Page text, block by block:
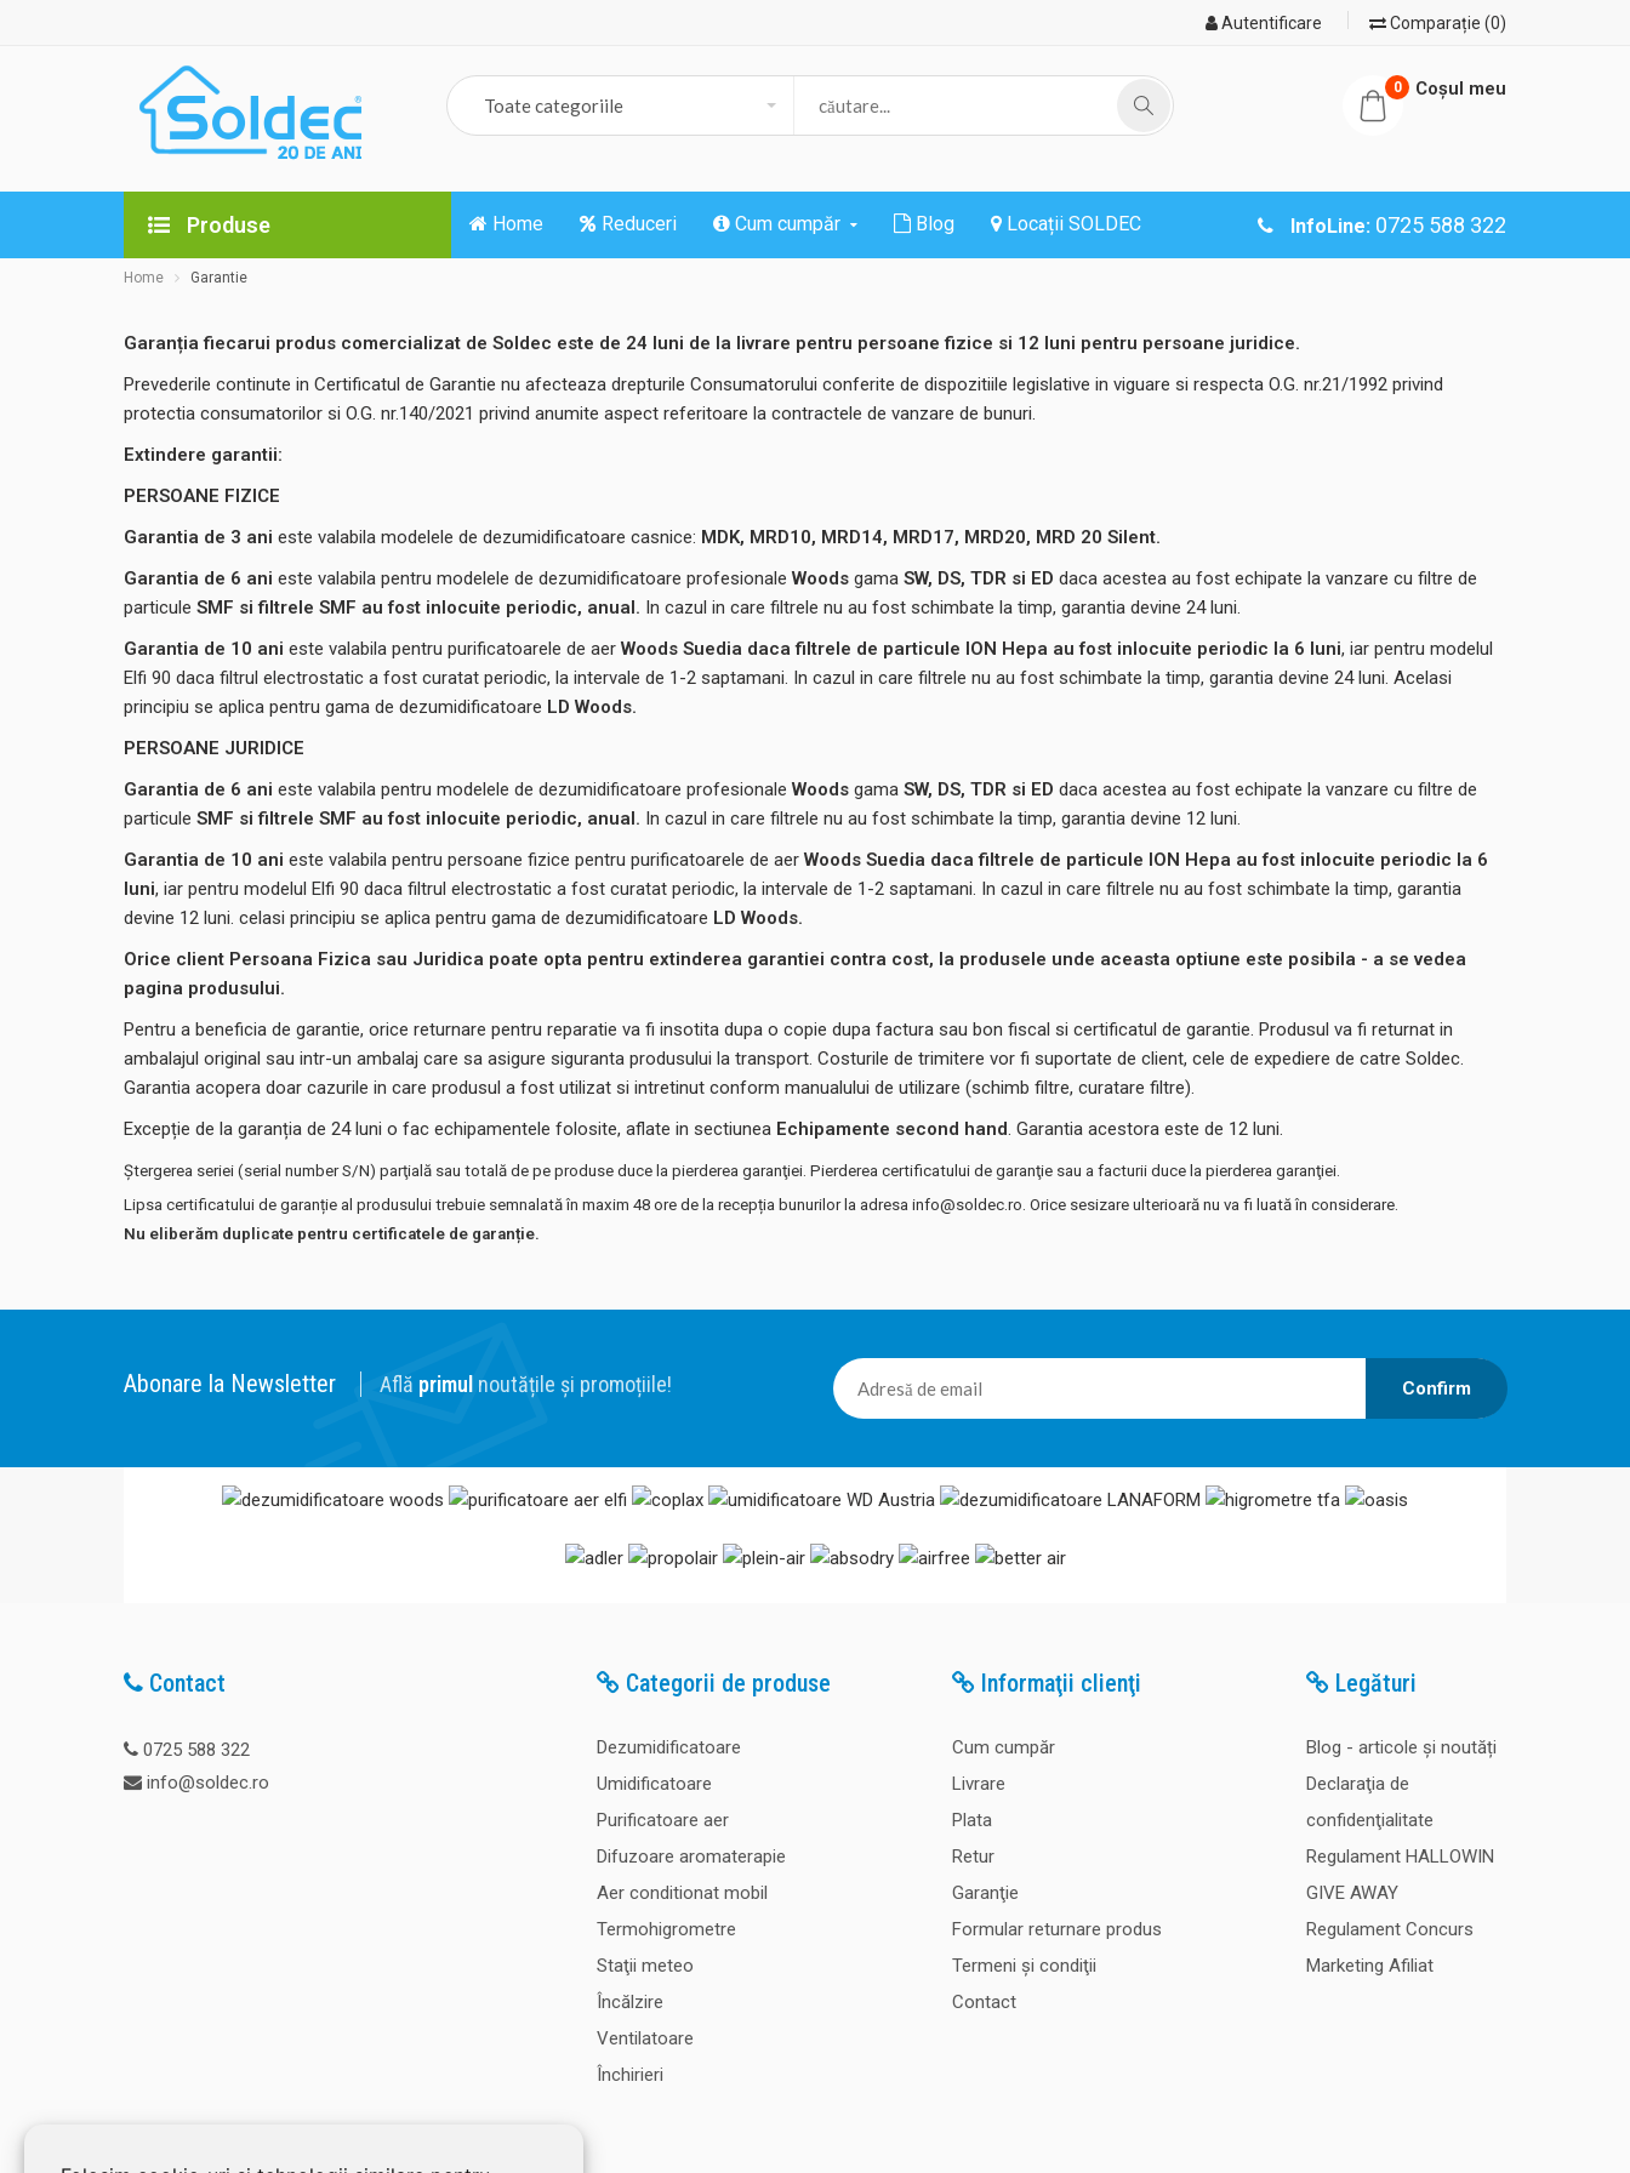
Autentificare Comparație (0)
0 Coşul meu
Produse Home Reduceri Cum cumpăr Blog InfoLine: 0725 588 322
Locații SOLDEC
Home Garantie
Garanția fiecarui produs comercializat de Soldec este de 24 luni de la livrare pentru persoane fizice si 12 luni pentru persoane juridice.
Prevederile continute in Certificatul de Garantie nu afecteaza drepturile Consumatorului conferite de dispozitiile legislative in viguare si respecta O.G. nr.21/1992 privind
protectia consumatorilor si O.G. nr.140/2021 privind anumite aspect referitoare la contractele de vanzare de bunuri.
Extindere garantii:
PERSOANE FIZICE
Garantia de 3 ani este valabila modelele de dezumidificatoare casnice: MDK, MRD10, MRD14, MRD17, MRD20, MRD 20 Silent.
Garantia de 6 ani este valabila pentru modelele de dezumidificatoare profesionale Woods gama SW, DS, TDR si ED daca acestea au fost echipate la vanzare cu filtre de
particule SMF si filtrele SMF au fost inlocuite periodic, anual. In cazul in care filtrele nu au fost schimbate la timp, garantia devine 24 luni.
Garantia de 10 ani este valabila pentru purificatoarele de aer Woods Suedia daca filtrele de particule ION Hepa au fost inlocuite periodic la 6 luni, iar pentru modelul
Elfi 90 daca filtrul electrostatic a fost curatat periodic, la intervale de 1-2 saptamani. In cazul in care filtrele nu au fost schimbate la timp, garantia devine 24 luni. Acelasi
principiu se aplica pentru gama de dezumidificatoare LD Woods.
PERSOANE JURIDICE
Garantia de 6 ani este valabila pentru modelele de dezumidificatoare profesionale Woods gama SW, DS, TDR si ED daca acestea au fost echipate la vanzare cu filtre de
particule SMF si filtrele SMF au fost inlocuite periodic, anual. In cazul in care filtrele nu au fost schimbate la timp, garantia devine 12 luni.
Garantia de 10 ani este valabila pentru persoane fizice pentru purificatoarele de aer Woods Suedia daca filtrele de particule ION Hepa au fost inlocuite periodic la 6
luni, iar pentru modelul Elfi 90 daca filtrul electrostatic a fost curatat periodic, la intervale de 1-2 saptamani. In cazul in care filtrele nu au fost schimbate la timp, garantia
devine 12 luni. celasi principiu se aplica pentru gama de dezumidificatoare LD Woods.
Orice client Persoana Fizica sau Juridica poate opta pentru extinderea garantiei contra cost, la produsele unde aceasta optiune este posibila - a se vedea
pagina produsului.
Pentru a beneficia de garantie, orice returnare pentru reparatie va fi insotita dupa o copie dupa factura sau bon fiscal si certificatul de garantie. Produsul va fi returnat in
ambalajul original sau intr-un ambalaj care sa asigure siguranta produsului la transport. Costurile de trimitere vor fi suportate de client, cele de expediere de catre Soldec.
Garantia acopera doar cazurile in care produsul a fost utilizat si intretinut conform manualului de utilizare (schimb filtre, curatare filtre).
Excepție de la garanția de 24 luni o fac echipamentele folosite, aflate in sectiunea Echipamente second hand. Garantia acestora este de 12 luni.
Ştergerea seriei (serial number S/N) parţială sau totală de pe produse duce la pierderea garanţiei. Pierderea certificatului de garanţie sau a facturii duce la pierderea garanţiei.
Lipsa certificatului de garanție al produsului trebuie semnalată în maxim 48 ore de la recepția bunurilor la adresa info@soldec.ro. Orice sesizare ulterioară nu va fi luată în considerare.
Nu eliberăm duplicate pentru certificatele de garanție.
Abonare la Newsletter Află primul noutățile și promoțiile! Confirm
Contact
0725 588 322
info@soldec.ro
Categorii de produse
Dezumidificatoare
Umidificatoare
Purificatoare aer
Difuzoare aromaterapie
Aer conditionat mobil
Termohigrometre
Staţii meteo
Încălzire
Ventilatoare
Închirieri
Informaţii clienţi
Cum cumpăr
Livrare
Plata
Retur
Garanţie
Formular returnare produs
Termeni şi condiţii
Contact
Legături
Blog - articole și noutăți
Declaraţia de
confidenţialitate
Regulament HALLOWIN
GIVE AWAY
Regulament Concurs
Marketing Afiliat